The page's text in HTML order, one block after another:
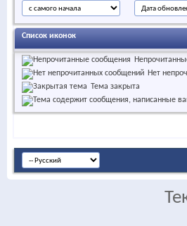
Список иконок
Нет
Тема закрыта